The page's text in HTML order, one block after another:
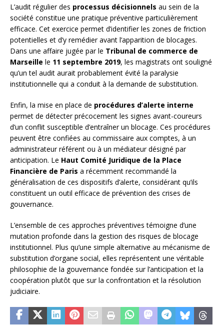
L’audit régulier des processus décisionnels au sein de la
société constitue une pratique préventive particulièrement
efficace. Cet exercice permet d’identifier les zones de friction
potentielles et d’y remédier avant l’apparition de blocages.
Dans une affaire jugée par le Tribunal de commerce de
Marseille le 11 septembre 2019, les magistrats ont souligné
qu’un tel audit aurait probablement évité la paralysie
institutionnelle qui a conduit à la demande de substitution.
Enfin, la mise en place de procédures d’alerte interne
permet de détecter précocement les signes avant-coureurs
d’un conflit susceptible d’entraîner un blocage. Ces procédures
peuvent être confiées au commissaire aux comptes, à un
administrateur référent ou à un médiateur désigné par
anticipation. Le Haut Comité Juridique de la Place
Financière de Paris a récemment recommandé la
généralisation de ces dispositifs d’alerte, considérant qu’ils
constituent un outil efficace de prévention des crises de
gouvernance.
L’ensemble de ces approches préventives témoigne d’une
mutation profonde dans la gestion des risques de blocage
institutionnel. Plus qu’une simple alternative au mécanisme de
substitution d’organe social, elles représentent une véritable
philosophie de la gouvernance fondée sur l’anticipation et la
coopération plutôt que sur la confrontation et la résolution
judiciaire.